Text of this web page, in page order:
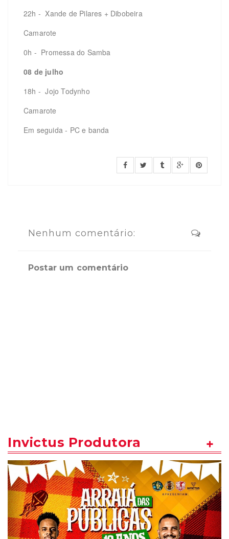
22h - Xande de Pilares + Dibobeira
Camarote
0h - Promessa do Samba
08 de julho
18h - Jojo Todynho
Camarote
Em seguida - PC e banda
Nenhum comentário:
Postar um comentário
Invictus Produtora